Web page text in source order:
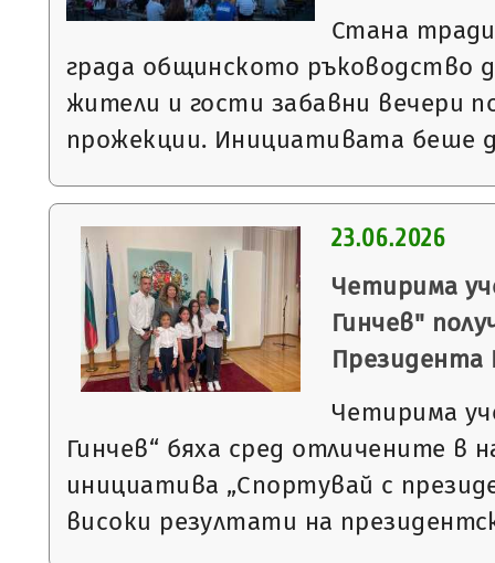
Стана
града общинското ръководство
жители и гости забавни вечери
прожекции. Инициативата беше
23.06.2026
Четирима
Гинчев"
Президента
Четирима
Гинчев“ бяха сред отличените в
инициатива „Спортувай с
високи резултати на